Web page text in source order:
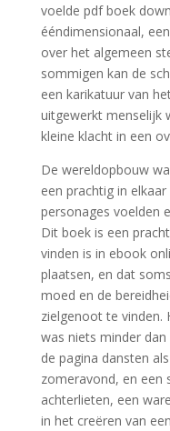
voelde pdf boek
ééndimensionaal,
over het algemeen
sommigen kan de
een karikatuur van
uitgewerkt menselijk
kleine klacht in een
De wereldopbouw
een prachtig in
personages voelden
Dit boek is een
vinden is in ebook
plaatsen, en dat
moed en de
zielgenoot te vinden.
was niets minder
de pagina dansten
zomeravond, en een
achterlieten, een
in het creëren van